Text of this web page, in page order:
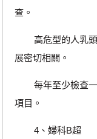
查。
高危型的人乳頭
展密切相關。
每年至少檢查一
項目。
4、婦科B超